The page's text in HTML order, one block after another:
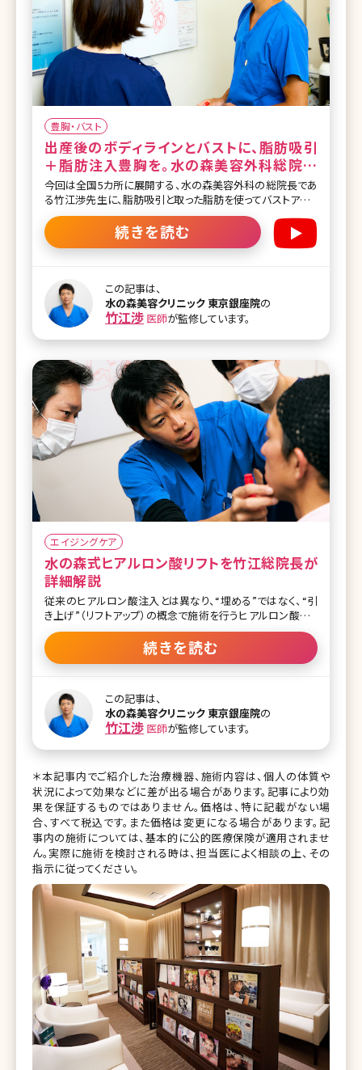
豊胸・バスト
出産後のボディラインとバストに、脂肪吸引
＋脂肪注入豊胸を。水の森美容外科総院長
が徹底解説
今回は全国5カ所に展開する、水の森美容外科の総院長であ
る竹江渉先生に、脂肪吸引と取った脂肪を使ってバストアップ
する脂肪注入豊胸について、詳しく解説して頂きました。 通常
の脂肪吸引のメリット、デメリットはもちろん、産後の女性の多
くが直面するボディラインの悩み、授乳後のバストの萎縮など
肪吸引の失敗とは ・脂肪吸引で取れる脂肪量は? ・脂肪吸引
後の圧迫の重要性 ・産後の身体の弛み ・産後に脂肪吸引、
脂肪注入豊胸するメリット、デメリット ・一度の施術で胸に脂
肪注入できる量 ・脂肪注入豊胸でできるしこりとは ・脂肪吸
引のダウンタイム ・脂肪吸引後のリバウンドはこうして起こる
・脂肪注入豊胸の定着率を高めるコツ ・脂肪吸引、脂肪注入
豊胸のカウンセリ
続きを読む
この記事は、
水の森美容クリニック 東京銀座院の
竹江渉 医師が監修しています。
エイジングケア
水の森式ヒアルロン酸リフトを竹江総院長が
詳細解説
従来のヒアルロン酸注入とは異なり、“埋める”ではなく、“引
き上げ”（リフトアップ）の概念で施術を行うヒアルロン酸リフ
ト。現在テレビや雑誌でも取り上げられ、注目されています。水
の森美容外科総院長の竹江先生にヒアルロン酸リフトについ
て、他のエイジング治療との比較もまじえながら、わかりやす
持ちの方も多いのではないでしょうか。治療の根本的な考え
から丁寧に説明されているので、初めてエイジングケア治療
を検討されている方は必見。40代後半男性のモニターさんに
よるビフォーアフターの写真付きで、女性だけではなく男性の
アップは手術というケースが多かったのが、ヒアルロン酸注入
で対応できるように進化しました ー今回はエイ
続きを読む
この記事は、
水の森美容クリニック 東京銀座院の
竹江渉 医師が監修しています。
＊本記事内でご紹介した治療機器、施術内容は、個人の体質や
状況によって効果などに差が出る場合があります。記事により効
果を保証するものではありません。価格は、特に記載がない場
合、すべて税込です。また価格は変更になる場合があります。記
事内の施術については、基本的に公的医療保険が適用されませ
ん。実際に施術を検討される時は、担当医によく相談の上、その
指示に従ってください。